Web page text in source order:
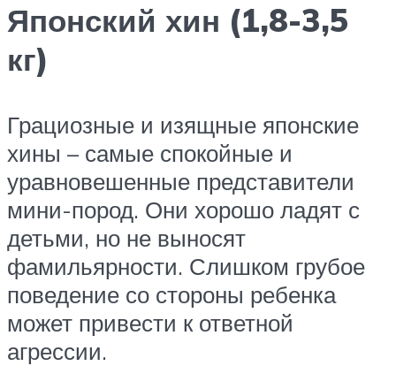
Японский хин (1,8-3,5
кг)
Грациозные и изящные японские
хины – самые спокойные и
уравновешенные представители
мини-пород. Они хорошо ладят с
детьми, но не выносят
фамильярности. Слишком грубое
поведение со стороны ребенка
может привести к ответной
агрессии.